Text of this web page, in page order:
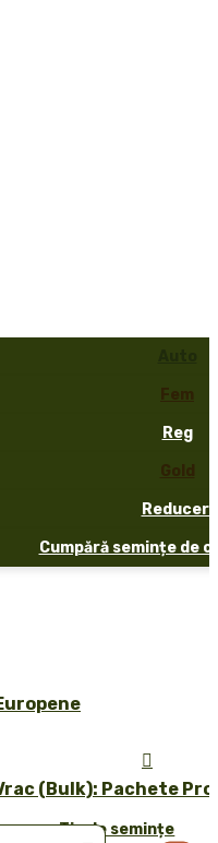
Fem
Reg
Gold
Reduceri
Cumpără semințe de
(Bulk): Pachete
Tip de semințe
